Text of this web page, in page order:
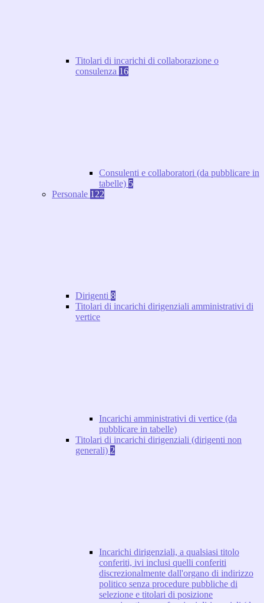
Titolari di incarichi di collaborazione o
consulenza 16
Consulenti e collaboratori (da pubblicare in
tabelle) 5
Personale 122
Dirigenti 8
Titolari di incarichi dirigenziali amministrativi di
vertice
Incarichi amministrativi di vertice (da
pubblicare in tabelle)
Titolari di incarichi dirigenziali (dirigenti non
generali) 2
Incarichi dirigenziali, a qualsiasi titolo
conferiti, ivi inclusi quelli conferiti
discrezionalmente dall'organo di indirizzo
politico senza procedure pubbliche di
selezione e titolari di posizione